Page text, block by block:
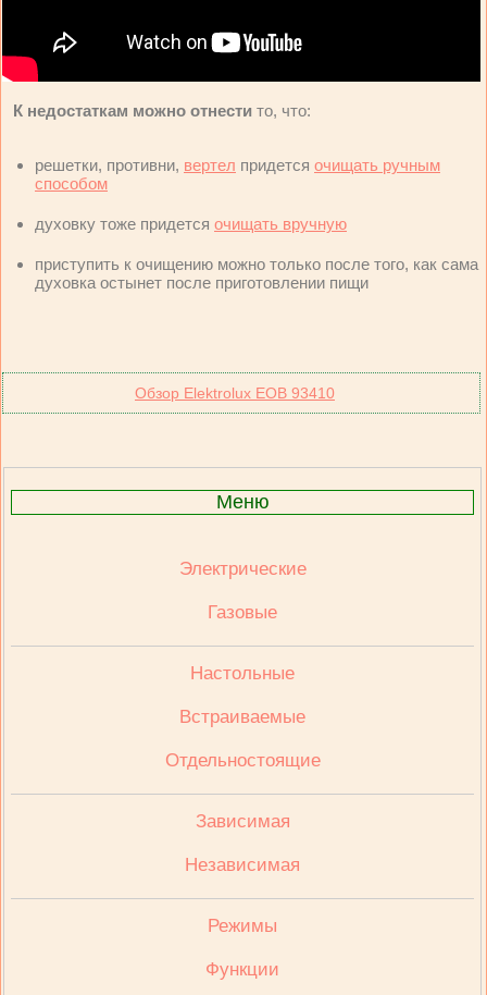
К недостаткам можно отнести то, что:
решетки, противни, вертел придется очищать ручным
способом
духовку тоже придется очищать вручную
приступить к очищению можно только после того, как сама
духовка остынет после приготовлении пищи
Обзор Elektrolux EOB 93410
Меню
Электрические
Газовые
Настольные
Встраиваемые
Отдельностоящие
Зависимая
Независимая
Режимы
Функции